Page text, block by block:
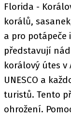
Florida -
korálů,
a pro potápeče
představují
korálový útes v
UNESCO a
turistů. Tento
ohrožení.